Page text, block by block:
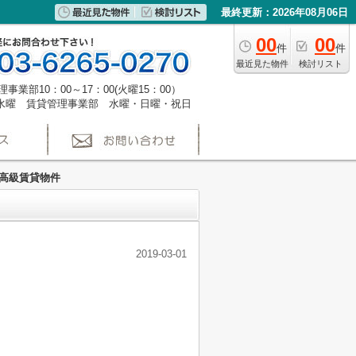
最終更新：2026年08月06日
00件
最近見た物件
00件
検討リスト
事業部10：00～17：00(火曜15：00）
曜 賃貸管理事業部 水曜・日曜・祝日
級賃貸物件
2019-03-01